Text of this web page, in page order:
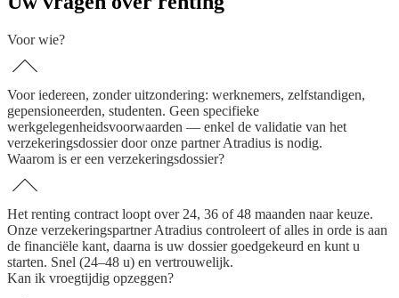
Voor wie?
Voor iedereen, zonder uitzondering: werknemers, zelfstandigen,
gepensioneerden, studenten. Geen specifieke
werkgelegenheidsvoorwaarden — enkel de validatie van het
verzekeringsdossier door onze partner Atradius is nodig.
Waarom is er een verzekeringsdossier?
Het renting contract loopt over 24, 36 of 48 maanden naar keuze.
Onze verzekeringspartner Atradius controleert of alles in orde is aan
de financiële kant, daarna is uw dossier goedgekeurd en kunt u
starten. Snel (24–48 u) en vertrouwelijk.
Kan ik vroegtijdig opzeggen?